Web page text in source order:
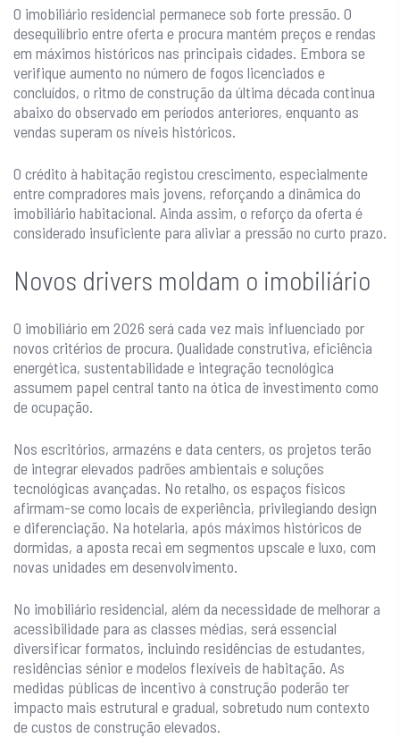
O imobiliário residencial permanece sob forte pressão. O
desequilíbrio entre oferta e procura mantém preços e rendas
em máximos históricos nas principais cidades. Embora se
verifique aumento no número de fogos licenciados e
concluídos, o ritmo de construção da última década continua
abaixo do observado em períodos anteriores, enquanto as
vendas superam os níveis históricos.
O crédito à habitação registou crescimento, especialmente
entre compradores mais jovens, reforçando a dinâmica do
imobiliário habitacional. Ainda assim, o reforço da oferta é
considerado insuficiente para aliviar a pressão no curto prazo.
Novos drivers moldam o imobiliário
O imobiliário em 2026 será cada vez mais influenciado por
novos critérios de procura. Qualidade construtiva, eficiência
energética, sustentabilidade e integração tecnológica
assumem papel central tanto na ótica de investimento como
de ocupação.
Nos escritórios, armazéns e data centers, os projetos terão
de integrar elevados padrões ambientais e soluções
tecnológicas avançadas. No retalho, os espaços físicos
afirmam-se como locais de experiência, privilegiando design
e diferenciação. Na hotelaria, após máximos históricos de
dormidas, a aposta recai em segmentos upscale e luxo, com
novas unidades em desenvolvimento.
No imobiliário residencial, além da necessidade de melhorar a
acessibilidade para as classes médias, será essencial
diversificar formatos, incluindo residências de estudantes,
residências sénior e modelos flexíveis de habitação. As
medidas públicas de incentivo à construção poderão ter
impacto mais estrutural e gradual, sobretudo num contexto
de custos de construção elevados.